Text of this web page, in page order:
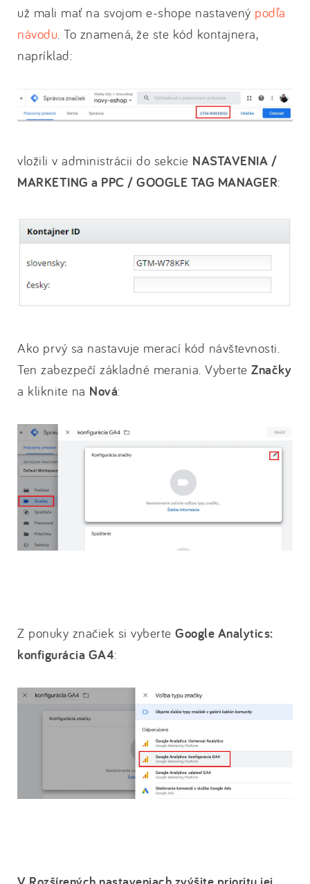
už mali mať na svojom e-shope nastavený podľa
návodu. To znamená, že ste kód kontajnera,
napríklad:
vložili v administrácii do sekcie NASTAVENIA /
MARKETING a PPC / GOOGLE TAG MANAGER:
Ako prvý sa nastavuje merací kód návštevnosti.
Ten zabezpečí základné merania. Vyberte Značky
a kliknite na Nová:
Z ponuky značiek si vyberte Google Analytics:
konfigurácia GA4: